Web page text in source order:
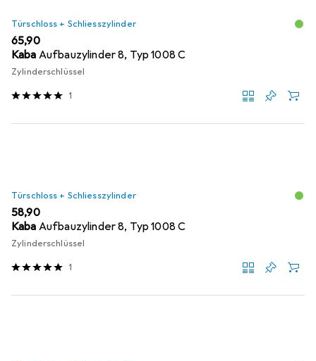
Türschloss + Schliesszylinder
EUR
65,90
Kaba Aufbauzylinder 8, Typ 1008 C
Zylinderschlüssel
1
Türschloss + Schliesszylinder
EUR
58,90
Kaba Aufbauzylinder 8, Typ 1008 C
Zylinderschlüssel
1